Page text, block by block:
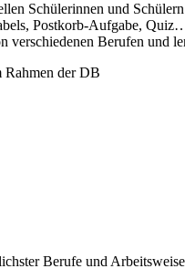
Schülerinnen und
Postkorb-Aufgabe,
verschiedenen Berufen und
Rahmen der DB
Berufe und